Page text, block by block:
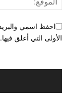
احفظ اسمي
الأولى التي أعلق فيها.